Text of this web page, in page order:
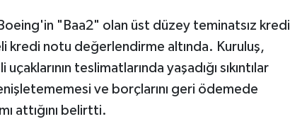
"Baa2" olan üst düzey teminatsız kredi
kredi notu değerlendirme altında. Kuruluş,
teslimatlarında yaşadığı sıkıntılar
ve borçlarını geri ödemede
attığını belirtti.